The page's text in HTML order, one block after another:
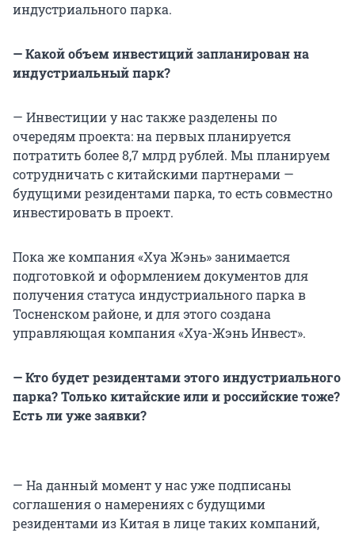
индустриального парка.
— Какой объем инвестиций запланирован на
индустриальный парк?
— Инвестиции у нас также разделены по
очередям проекта: на первых планируется
потратить более 8,7 млрд рублей. Мы планируем
сотрудничать с китайскими партнерами —
будущими резидентами парка, то есть совместно
инвестировать в проект.
Пока же компания «Хуа Жэнь» занимается
подготовкой и оформлением документов для
получения статуса индустриального парка в
Тосненском районе, и для этого создана
управляющая компания «Хуа-Жэнь Инвест».
— Кто будет резидентами этого индустриального
парка? Только китайские или и российские тоже?
Есть ли уже заявки?
— На данный момент у нас уже подписаны
соглашения о намерениях с будущими
резидентами из Китая в лице таких компаний,